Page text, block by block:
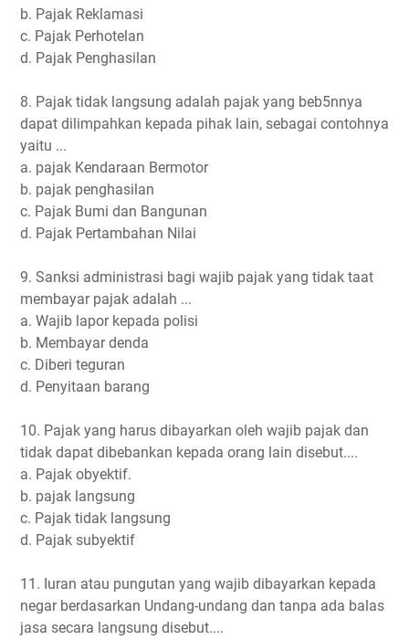
b. Pajak Reklamasi
c. Pajak Perhotelan
d. Pajak Penghasilan
8. Pajak tidak langsung adalah pajak yang beb5nnya
dapat dilimpahkan kepada pihak lain, sebagai contohnya
yaitu ...
a. pajak Kendaraan Bermotor
b. pajak penghasilan
c. Pajak Bumi dan Bangunan
d. Pajak Pertambahan Nilai
9. Sanksi administrasi bagi wajib pajak yang tidak taat
membayar pajak adalah ...
a. Wajib lapor kepada polisi
b. Membayar denda
c. Diberi teguran
d. Penyitaan barang
10. Pajak yang harus dibayarkan oleh wajib pajak dan
tidak dapat dibebankan kepada orang lain disebut....
a. Pajak obyektif.
b. pajak langsung
c. Pajak tidak langsung
d. Pajak subyektif
11. Iuran atau pungutan yang wajib dibayarkan kepada
negar berdasarkan Undang-undang dan tanpa ada balas
jasa secara langsung disebut....